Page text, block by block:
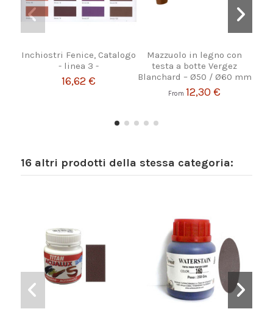
Inchiostri Fenice, Catalogo
- linea 3 -
16,62 €
Mazzuolo in legno con
testa a botte Vergez
Blanchard – Ø50 / Ø60 mm
From 12,30 €
16 altri prodotti della stessa categoria: